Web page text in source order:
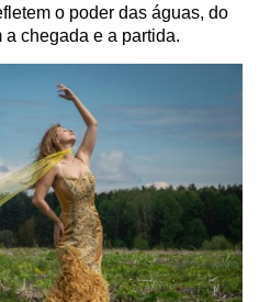
o poder das águas, do
chegada e a partida.